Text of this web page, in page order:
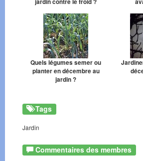
Quels légumes semer ou
planter en décembre au
jardin ?
Tags
Jardin
Commentaires des membres